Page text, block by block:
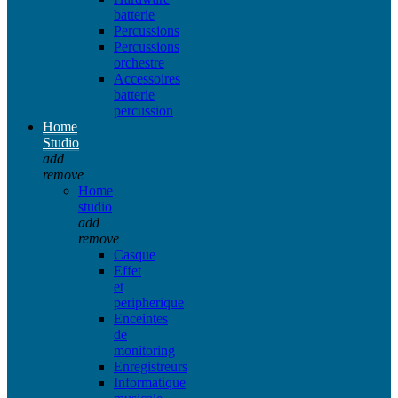
batterie
Percussions
Percussions
orchestre
Accessoires
batterie
percussion
Home
Studio
add
remove
Home
studio
add
remove
Casque
Effet
et
peripherique
Enceintes
de
monitoring
Enregistreurs
Informatique